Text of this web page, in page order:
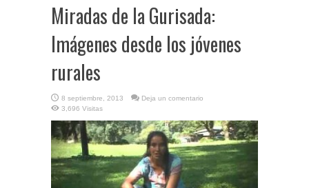
Miradas de la Gurisada:
Imágenes desde los jóvenes
rurales
8 septiembre, 2013
Deja un comentario
3,696 Visitas